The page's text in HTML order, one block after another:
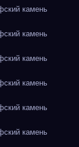
камень
камень
камень
камень
камень
камень